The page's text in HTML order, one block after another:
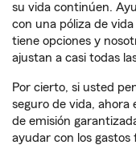
su vida continúen.
con una póliza de
tiene opciones y
ajustan a casi todas
Por cierto, si usted
seguro de vida, ahora
de emisión
ayudar con los gastos